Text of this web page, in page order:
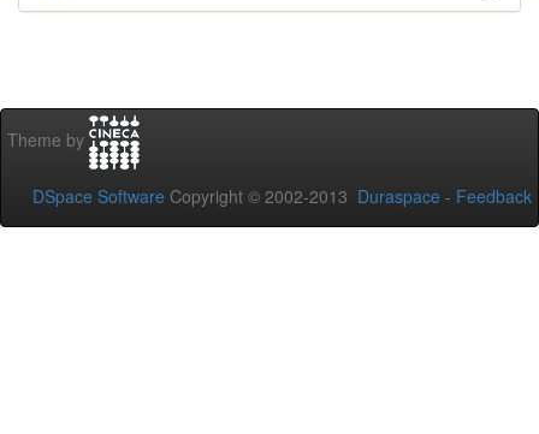
Theme by
DSpace Software Copyright © 2002-2013 Duraspace - Feedback